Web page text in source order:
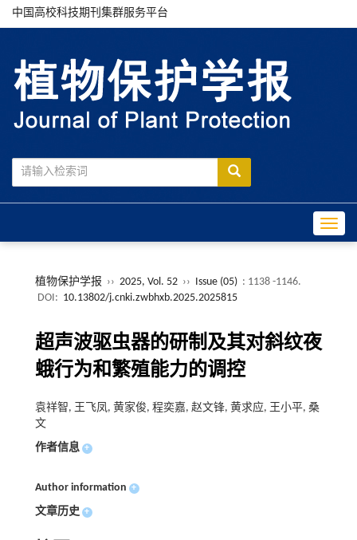
中国高校科技期刊集群服务平台
植物保护学报 ›› 2025, Vol. 52 ›› Issue (05) : 1138 -1146.
DOI: 10.13802/j.cnki.zwbhxb.2025.2025815
超声波驱虫器的研制及其对斜纹夜
蛾行为和繁殖能力的调控
袁祥智, 王飞凤, 黄家俊, 程奕嘉, 赵文锋, 黄求应, 王小平, 桑
文
作者信息 +
Author information +
文章历史 +